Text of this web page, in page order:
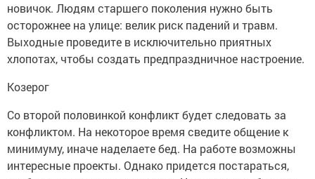
новичок. Людям старшего поколения нужно быть
осторожнее на улице: велик риск падений и травм.
Выходные проведите в исключительно приятных
хлопотах, чтобы создать предпраздничное настроение.
Козерог
Со второй половинкой конфликт будет следовать за
конфликтом. На некоторое время сведите общение к
минимуму, иначе наделаете бед. На работе возможны
интересные проекты. Однако придется постараться,